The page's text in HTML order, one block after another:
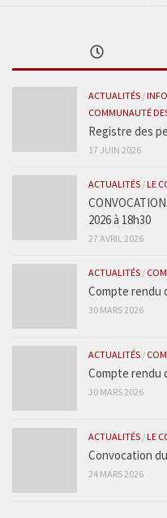
ACTUALITÉS /
COMMUNAUTÉ
Registre des
17 JUIN 2026
ACTUALITÉS /LE
2026 à 18h30
27 AVRIL 2026
ACTUALITÉS /
Compte rendu
30 MARS 2026
ACTUALITÉS /
Compte rendu
30 MARS 2026
ACTUALITÉS /LE
Convocation
24 MARS 2026